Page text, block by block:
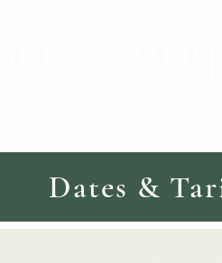
Dates &